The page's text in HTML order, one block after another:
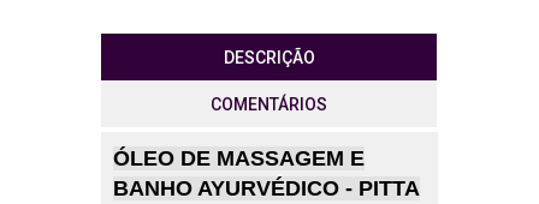
DESCRIÇÃO
COMENTÁRIOS
ÓLEO DE MASSAGEM E
BANHO AYURVÉDICO - PITTA